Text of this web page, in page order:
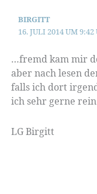
BIRGITT
16. JULI 2014 UM 9:42
…fremd kam mir
aber nach lesen
falls ich dort
ich sehr gerne
LG Birgitt